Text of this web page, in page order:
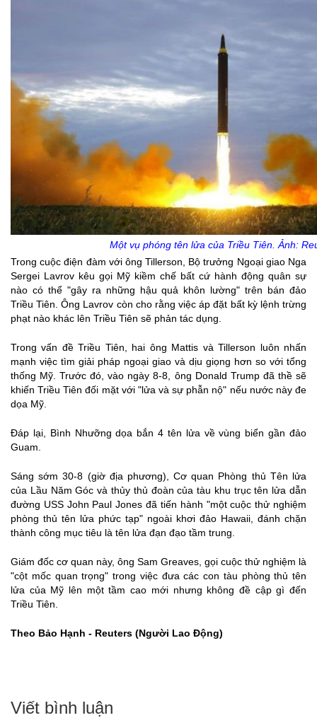
Một vụ phóng tên lửa của Triều Tiên. Ảnh:
Trong cuộc điện đàm với ông Tillerson, Bộ trưởng Ngoại giao Nga
Sergei Lavrov kêu gọi Mỹ kiềm chế bất cứ hành động quân sự
nào có thể "gây ra những hậu quả khôn lường" trên bán đảo
Triều Tiên. Ông Lavrov còn cho rằng việc áp đặt bất kỳ lệnh trừng
phạt nào khác lên Triều Tiên sẽ phản tác dụng.
Trong vấn đề Triều Tiên, hai ông Mattis và Tillerson luôn nhấn
mạnh việc tìm giải pháp ngoại giao và dịu giọng hơn so với tổng
thống Mỹ. Trước đó, vào ngày 8-8, ông Donald Trump đã thề sẽ
khiến Triều Tiên đối mặt với "lửa và sự phẫn nộ" nếu nước này đe
dọa Mỹ.
Đáp lại, Bình Nhưỡng dọa bắn 4 tên lửa về vùng biển gần đảo
Guam.
Sáng sớm 30-8 (giờ địa phương), Cơ quan Phòng thủ Tên lửa
của Lầu Năm Góc và thủy thủ đoàn của tàu khu trục tên lửa dẫn
đường USS John Paul Jones đã tiến hành "một cuộc thử nghiệm
phòng thủ tên lửa phức tạp" ngoài khơi đảo Hawaii, đánh chặn
thành công mục tiêu là tên lửa đạn đạo tầm trung.
Giám đốc cơ quan này, ông Sam Greaves, gọi cuộc thử nghiệm là
"cột mốc quan trọng" trong việc đưa các con tàu phòng thủ tên
lửa của Mỹ lên một tầm cao mới nhưng không đề cập gì đến
Triều Tiên.
Theo Bảo Hạnh - Reuters (Người Lao Động)
Viết bình luận